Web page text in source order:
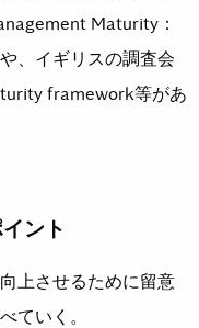
Maturity：
、イギリスの調査会
framework等があ
ント
上させるために留意
ていく。